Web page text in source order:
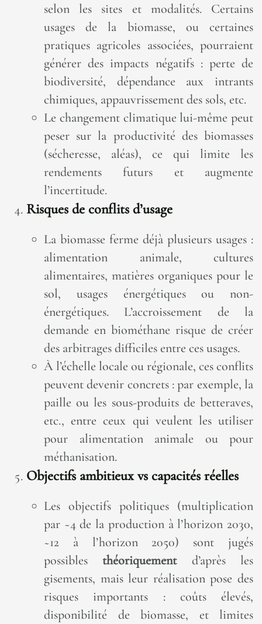
selon les sites et modalités. Certains
usages de la biomasse, ou certaines
pratiques agricoles associées, pourraient
générer des impacts négatifs : perte de
biodiversité, dépendance aux intrants
chimiques, appauvrissement des sols, etc.
Le changement climatique lui-même peut
peser sur la productivité des biomasses
(sécheresse, aléas), ce qui limite les
rendements futurs et augmente
l’incertitude.
Risques de conflits d’usage
La biomasse ferme déjà plusieurs usages :
alimentation animale, cultures
alimentaires, matières organiques pour le
sol, usages énergétiques ou non-
énergétiques. L’accroissement de la
demande en biométhane risque de créer
des arbitrages difficiles entre ces usages.
À l’échelle locale ou régionale, ces conflits
peuvent devenir concrets : par exemple, la
paille ou les sous-produits de betteraves,
etc., entre ceux qui veulent les utiliser
pour alimentation animale ou pour
méthanisation.
Objectifs ambitieux vs capacités réelles
Les objectifs politiques (multiplication
par ~4 de la production à l’horizon 2030,
~12 à l’horizon 2050) sont jugés
possiblesthéoriquementd’après les
gisements, mais leur réalisation pose des
risques importants : coûts élevés,
disponibilité de biomasse, et limites